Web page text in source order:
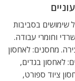
שימושים בסביבות
וחומרי עבודה.
מחסנים: לאחסון
לאחסון בגדים,
ציוד ספורט,